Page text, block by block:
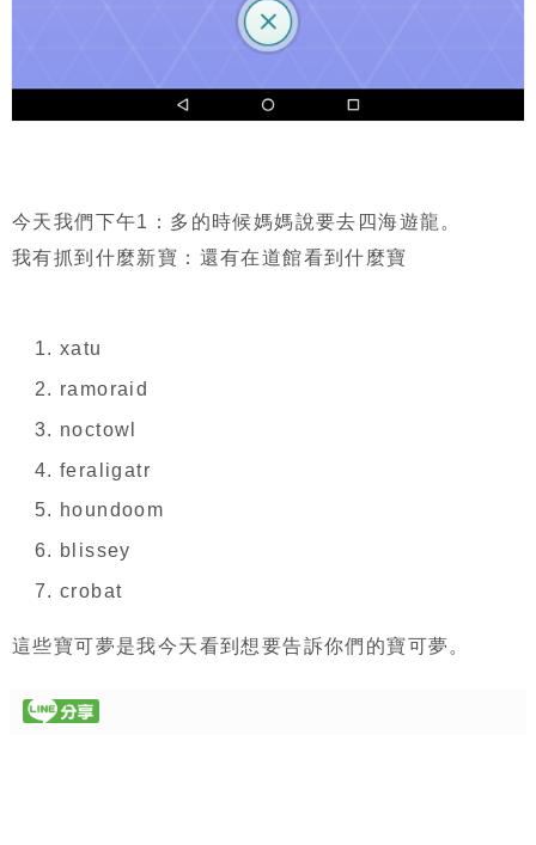
今天我們下午1：多的時候媽媽說要去四海遊龍。
我有抓到什麼新寶：還有在道館看到什麼寶
xatu
ramoraid
noctowl
feraligatr
houndoom
blissey
crobat
這些寶可夢是我今天看到想要告訴你們的寶可夢。